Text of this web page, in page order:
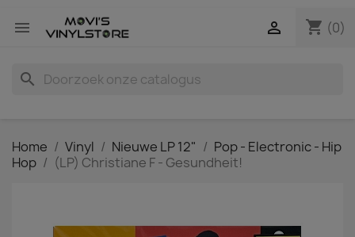
 shopping_cart (0)

search
Home Vinyl Nieuwe LP 12"
Pop - Electronic - Hip
Hop
(LP) Christiane F - Gesundheit!